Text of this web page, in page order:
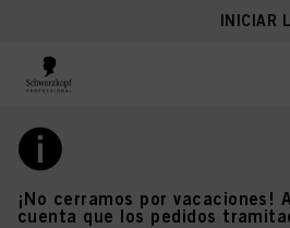
INICIAR
¡No cerramos por vacaciones!
cuenta que los pedidos